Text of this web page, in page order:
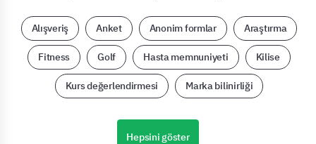
Alışveriş Anket Anonim formlar Araştırma
Fitness Golf Hasta memnuniyeti Kilisе
Kurs değerlendirmesi Marka bilinirliği
Hepsini göster